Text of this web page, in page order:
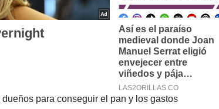
para conseguir el pan y los gastos